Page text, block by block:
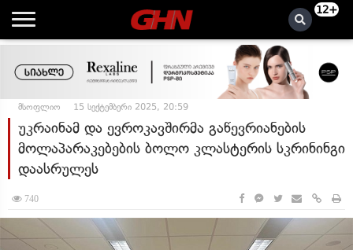
12+
მსოფლიო 15 სექტემბერი 2025, 20:59
უკრაინამ და ევროკავშირმა გაწევრიანების
მოლაპარაკებების ბოლო კლასტერის სკრინინგი
დაასრულეს
740